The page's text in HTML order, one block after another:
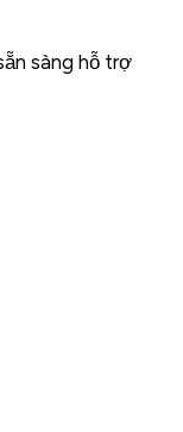
sàng hỗ trợ